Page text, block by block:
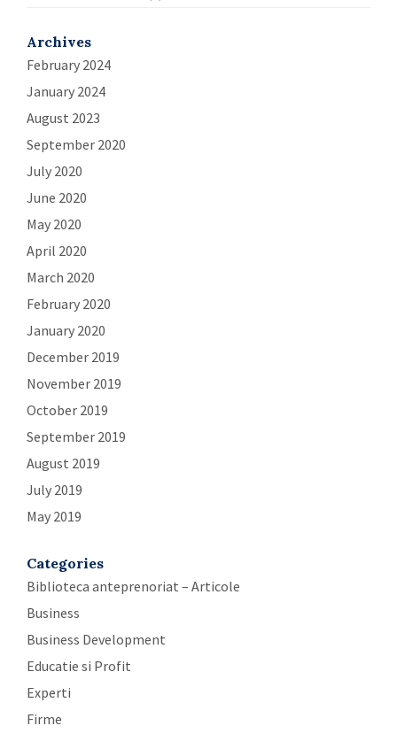
Archives
February 2024
January 2024
August 2023
September 2020
July 2020
June 2020
May 2020
April 2020
March 2020
February 2020
January 2020
December 2019
November 2019
October 2019
September 2019
August 2019
July 2019
May 2019
Categories
Biblioteca anteprenoriat – Articole
Business
Business Development
Educatie si Profit
Experti
Firme